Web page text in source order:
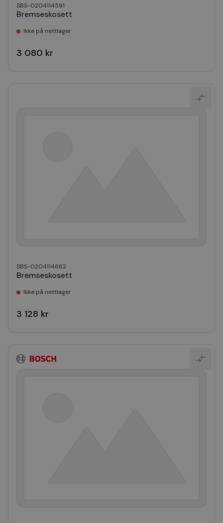
SBS-0204114591
Bremseskosett
Ikke på nettlager
3 080 kr
SBS-0204114662
Bremseskosett
Ikke på nettlager
3 128 kr